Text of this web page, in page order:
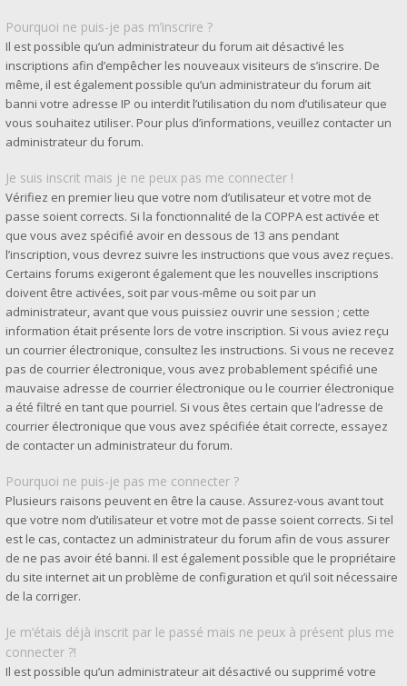
Pourquoi ne puis-je pas m’inscrire ?
Il est possible qu’un administrateur du forum ait désactivé les
inscriptions afin d’empêcher les nouveaux visiteurs de s’inscrire. De
même, il est également possible qu’un administrateur du forum ait
banni votre adresse IP ou interdit l’utilisation du nom d’utilisateur que
vous souhaitez utiliser. Pour plus d’informations, veuillez contacter un
administrateur du forum.
Je suis inscrit mais je ne peux pas me connecter !
Vérifiez en premier lieu que votre nom d’utilisateur et votre mot de
passe soient corrects. Si la fonctionnalité de la COPPA est activée et
que vous avez spécifié avoir en dessous de 13 ans pendant
l’inscription, vous devrez suivre les instructions que vous avez reçues.
Certains forums exigeront également que les nouvelles inscriptions
doivent être activées, soit par vous-même ou soit par un
administrateur, avant que vous puissiez ouvrir une session ; cette
information était présente lors de votre inscription. Si vous aviez reçu
un courrier électronique, consultez les instructions. Si vous ne recevez
pas de courrier électronique, vous avez probablement spécifié une
mauvaise adresse de courrier électronique ou le courrier électronique
a été filtré en tant que pourriel. Si vous êtes certain que l’adresse de
courrier électronique que vous avez spécifiée était correcte, essayez
de contacter un administrateur du forum.
Pourquoi ne puis-je pas me connecter ?
Plusieurs raisons peuvent en être la cause. Assurez-vous avant tout
que votre nom d’utilisateur et votre mot de passe soient corrects. Si tel
est le cas, contactez un administrateur du forum afin de vous assurer
de ne pas avoir été banni. Il est également possible que le propriétaire
du site internet ait un problème de configuration et qu’il soit nécessaire
de la corriger.
Je m’étais déjà inscrit par le passé mais ne peux à présent plus me
connecter ?!
Il est possible qu’un administrateur ait désactivé ou supprimé votre